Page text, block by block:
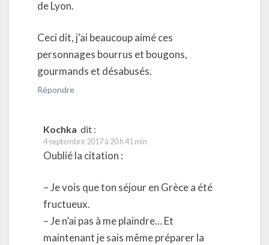
de Lyon.
Ceci dit, j’ai beaucoup aimé ces
personnages bourrus et bougons,
gourmands et désabusés.
Répondre
Kochka dit :
4 septembre 2017 à 20 h 41 min
Oublié la citation :
– Je vois que ton séjour en Grèce a été
fructueux.
– Je n’ai pas à me plaindre… Et
maintenant je sais même préparer la